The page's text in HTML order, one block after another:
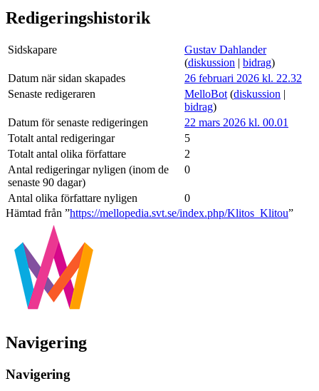
Redigeringshistorik
Sidskapare
Gustav Dahlander
(diskussion | bidrag)
Datum när sidan skapades
26 februari 2026 kl. 22.32
Senaste redigeraren
MelloBot (diskussion |
bidrag)
Datum för senaste redigeringen
22 mars 2026 kl. 00.01
Totalt antal redigeringar
5
Totalt antal olika författare
2
Antal redigeringar nyligen (inom de
senaste 90 dagar)
0
Antal olika författare nyligen
0
Hämtad från ”https://mellopedia.svt.se/index.php/Klitos_Klitou”
Navigering
Navigering